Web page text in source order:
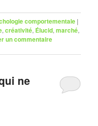
comportementale |
,créativité, Élucid,marché,
un commentaire
ne